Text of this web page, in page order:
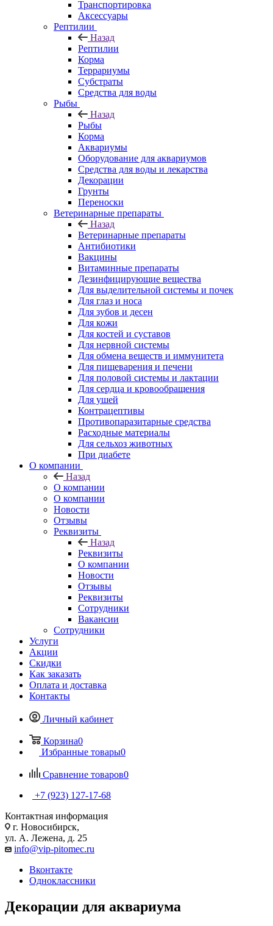
Транспортировка
Аксессуары
Рептилии
Назад
Рептилии
Корма
Террариумы
Субстраты
Средства для воды
Рыбы
Назад
Рыбы
Корма
Аквариумы
Оборудование для аквариумов
Средства для воды и лекарства
Декорации
Грунты
Переноски
Ветеринарные препараты
Назад
Ветеринарные препараты
Антибиотики
Вакцины
Витаминные препараты
Дезинфицирующие вещества
Для выделительной системы и почек
Для глаз и носа
Для зубов и десен
Для кожи
Для костей и суставов
Для нервной системы
Для обмена веществ и иммунитета
Для пищеварения и печени
Для половой системы и лактации
Для сердца и кровообращения
Для ушей
Контрацептивы
Противопаразитарные средства
Расходные материалы
Для сельхоз животных
При диабете
О компании
Назад
О компании
О компании
Новости
Отзывы
Реквизиты
Назад
Реквизиты
О компании
Новости
Отзывы
Реквизиты
Сотрудники
Вакансии
Сотрудники
Услуги
Акции
Скидки
Как заказать
Оплата и доставка
Контакты
Личный кабинет
Корзина0
Избранные товары0
Сравнение товаров0
+7 (923) 127-17-68
Контактная информация
г. Новосибирск,
ул. А. Лежена, д. 25
info@vip-pitomec.ru
Вконтакте
Одноклассники
Декорации для аквариума